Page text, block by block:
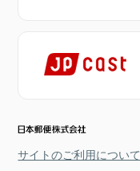
サイトのご利用について